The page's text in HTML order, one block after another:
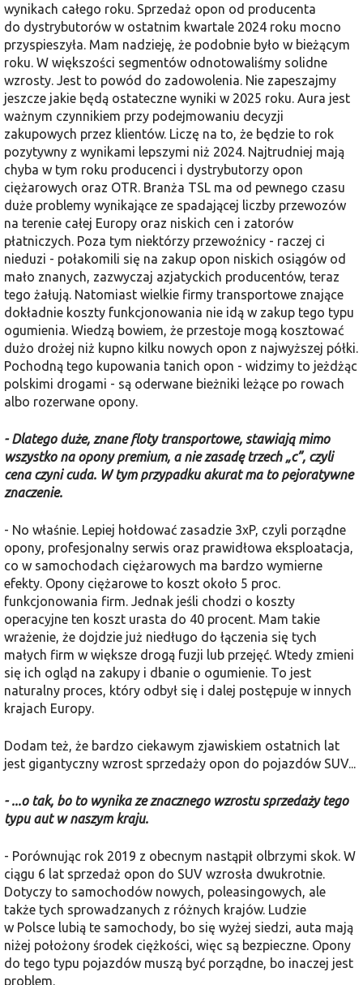
wynikach całego roku. Sprzedaż opon od producenta
do dystrybutorów w ostatnim kwartale 2024 roku mocno
przyspieszyła. Mam nadzieję, że podobnie było w bieżącym
roku. W większości segmentów odnotowaliśmy solidne
wzrosty. Jest to powód do zadowolenia. Nie zapeszajmy
jeszcze jakie będą ostateczne wyniki w 2025 roku. Aura jest
ważnym czynnikiem przy podejmowaniu decyzji
zakupowych przez klientów. Liczę na to, że będzie to rok
pozytywny z wynikami lepszymi niż 2024. Najtrudniej mają
chyba w tym roku producenci i dystrybutorzy opon
ciężarowych oraz OTR. Branża TSL ma od pewnego czasu
duże problemy wynikające ze spadającej liczby przewozów
na terenie całej Europy oraz niskich cen i zatorów
płatniczych. Poza tym niektórzy przewoźnicy - raczej ci
nieduzi - połakomili się na zakup opon niskich osiągów od
mało znanych, zazwyczaj azjatyckich producentów, teraz
tego żałują. Natomiast wielkie firmy transportowe znające
dokładnie koszty funkcjonowania nie idą w zakup tego typu
ogumienia. Wiedzą bowiem, że przestoje mogą kosztować
dużo drożej niż kupno kilku nowych opon z najwyższej półki.
Pochodną tego kupowania tanich opon - widzimy to jeżdżąc
polskimi drogami - są oderwane bieżniki leżące po rowach
albo rozerwane opony.
- Dlatego duże, znane floty transportowe, stawiają mimo
wszystko na opony premium, a nie zasadę trzech „c”, czyli
cena czyni cuda. W tym przypadku akurat ma to pejoratywne
znaczenie.
- No właśnie. Lepiej hołdować zasadzie 3xP, czyli porządne
opony, profesjonalny serwis oraz prawidłowa eksploatacja,
co w samochodach ciężarowych ma bardzo wymierne
efekty. Opony ciężarowe to koszt około 5 proc.
funkcjonowania firm. Jednak jeśli chodzi o koszty
operacyjne ten koszt urasta do 40 procent. Mam takie
wrażenie, że dojdzie już niedługo do łączenia się tych
małych firm w większe drogą fuzji lub przejęć. Wtedy zmieni
się ich ogląd na zakupy i dbanie o ogumienie. To jest
naturalny proces, który odbył się i dalej postępuje w innych
krajach Europy.
Dodam też, że bardzo ciekawym zjawiskiem ostatnich lat
jest gigantyczny wzrost sprzedaży opon do pojazdów SUV...
- ...o tak, bo to wynika ze znacznego wzrostu sprzedaży tego
typu aut w naszym kraju.
- Porównując rok 2019 z obecnym nastąpił olbrzymi skok. W
ciągu 6 lat sprzedaż opon do SUV wzrosła dwukrotnie.
Dotyczy to samochodów nowych, poleasingowych, ale
także tych sprowadzanych z różnych krajów. Ludzie
w Polsce lubią te samochody, bo się wyżej siedzi, auta mają
niżej położony środek ciężkości, więc są bezpieczne. Opony
do tego typu pojazdów muszą być porządne, bo inaczej jest
problem.